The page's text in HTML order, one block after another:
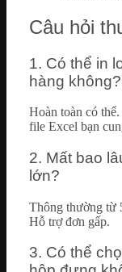
Câu hỏi
1. Có thể in
hàng không?
Hoàn toàn có
file Excel bạn
2. Mất bao
lớn?
Thông thường từ
Hỗ trợ đơn gấp.
3. Có thể